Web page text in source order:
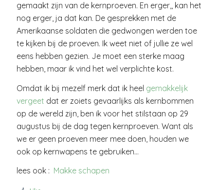
gemaakt zijn van de kernproeven. En erger,, kan het
nog erger, ja dat kan. De gesprekken met de
Amerikaanse soldaten die gedwongen werden toe
te kijken bij de proeven. Ik weet niet of jullie ze wel
eens hebben gezien. Je moet een sterke maag
hebben, maar ik vind het wel verplichte kost.
Omdat ik bij mezelf merk dat ik heel gemakkelijk
vergeet dat er zoiets gevaarlijks als kernbommen
op de wereld zijn, ben ik voor het stilstaan op 29
augustus bij de dag tegen kernproeven. Want als
we er geen proeven meer mee doen, houden we
ook op kernwapens te gebruiken…
lees ook : Makke schapen